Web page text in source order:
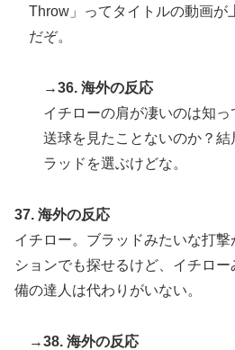
Throw」ってタイトルの動画が
だぞ。
→36. 海外の反応
イチローの肩が凄いのは知
送球を見たことないのか？
ラッドを選ぶけどな。
37. 海外の反応
イチロー。ブラッドみたいな打
ションでも探せるけど、イチロ
備の達人は代わりがいない。
→38. 海外の反応